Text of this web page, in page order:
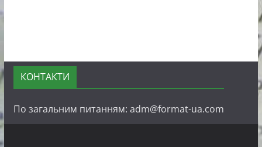
КОНТАКТИ
По загальним питанням: adm@format-ua.com